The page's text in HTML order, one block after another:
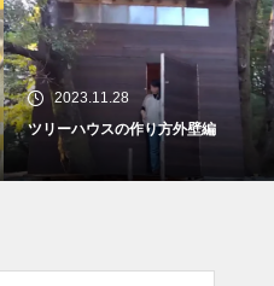
2023.11.28
ツリーハウスの作り方外壁編